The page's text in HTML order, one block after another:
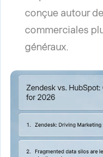
conçue autour
commerciales
généraux.